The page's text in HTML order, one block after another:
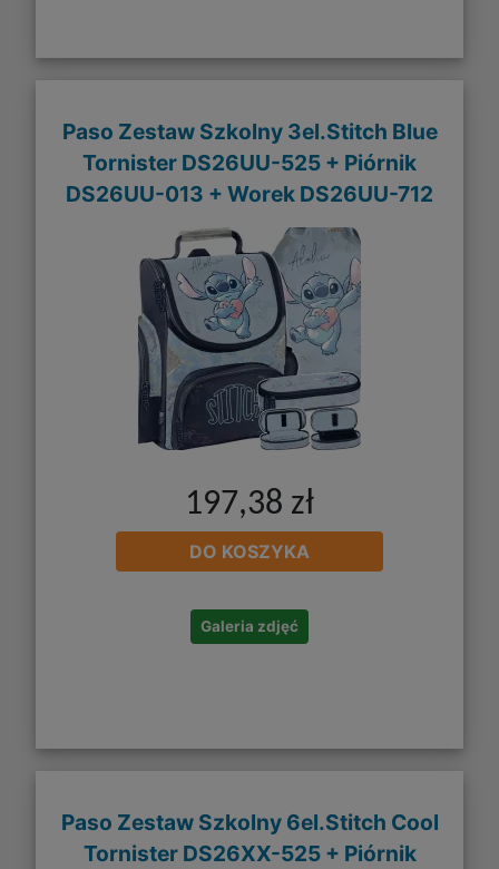
Paso Zestaw Szkolny 3el.Stitch Blue
Tornister DS26UU-525 + Piórnik
DS26UU-013 + Worek DS26UU-712
197,38 zł
DO KOSZYKA
Galeria zdjęć
Paso Zestaw Szkolny 6el.Stitch Cool
Tornister DS26XX-525 + Piórnik